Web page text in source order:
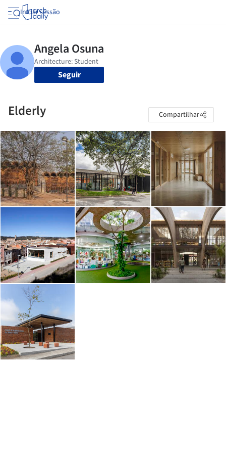
Iniciar sessão
Seguir
Elderly Compartilhar